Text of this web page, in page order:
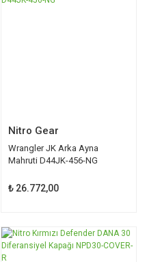
Nitro Gear
Wrangler JK Arka Ayna
Mahruti D44JK-456-NG
₺ 26.772,00